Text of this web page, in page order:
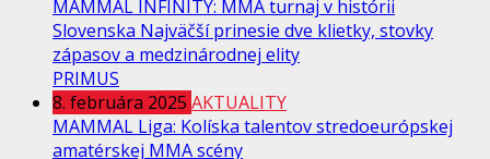
MAMMAL INFINITY: MMA turnaj v histórii
Slovenska Najväčší prinesie dve klietky, stovky
zápasov a medzinárodnej elity
PRIMUS
8. februára 2025 AKTUALITY
MAMMAL Liga: Kolíska talentov stredoeurópskej
amatérskej MMA scény